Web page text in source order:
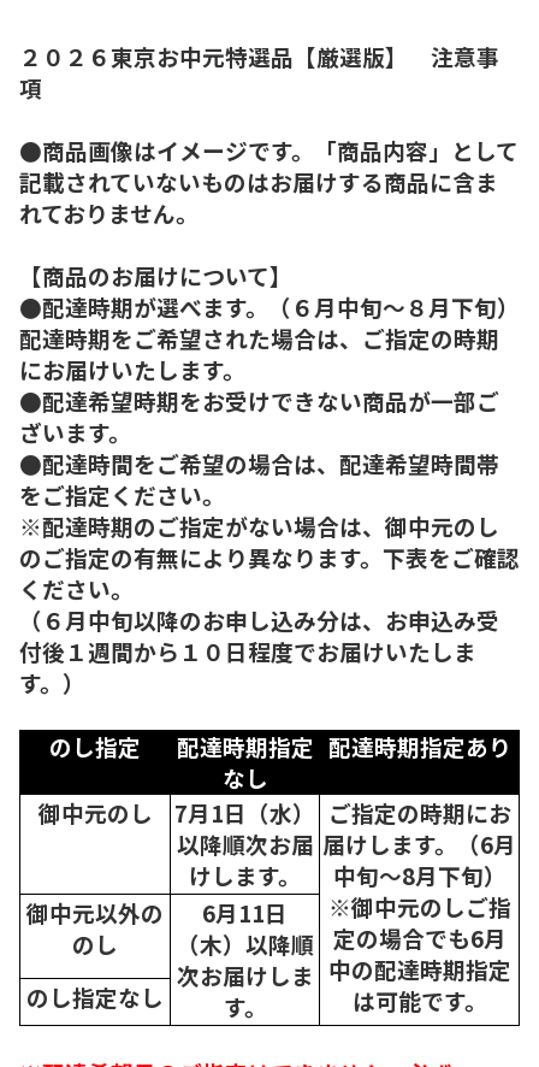
２０２６東京お中元特選品【厳選版】 注意事
項
●商品画像はイメージです。「商品内容」として
記載されていないものはお届けする商品に含ま
れておりません。
【商品のお届けについて】
●配達時期が選べます。（６月中旬～８月下旬）
配達時期をご希望された場合は、ご指定の時期
にお届けいたします。
●配達希望時期をお受けできない商品が一部ご
ざいます。
●配達時間をご希望の場合は、配達希望時間帯
をご指定ください。
※配達時期のご指定がない場合は、御中元のし
のご指定の有無により異なります。下表をご確認
ください。
（６月中旬以降のお申し込み分は、お申込み受
付後１週間から１０日程度でお届けいたしま
す。）
のし指定
配達時期指定
なし
配達時期指定あり
御中元のし
7月1日（水）
以降順次お届
けします。
ご指定の時期にお
届けします。（6月
中旬～8月下旬）
※御中元のしご指
定の場合でも6月
中の配達時期指定
は可能です。
御中元以外の
のし
6月11日
（木）以降順
次お届けしま
す。
のし指定なし